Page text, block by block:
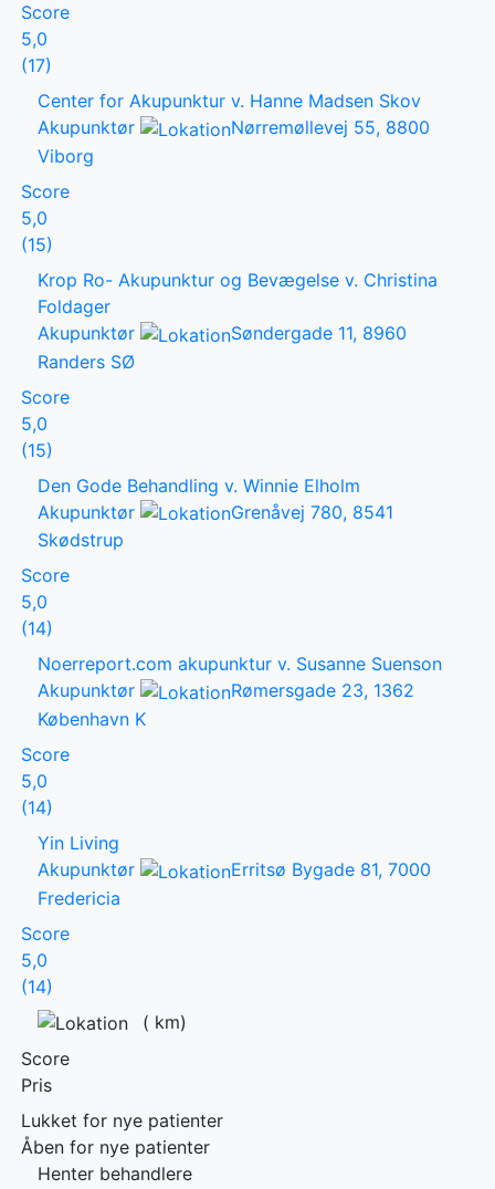
Score
5,0
(17)
Center for Akupunktur v. Hanne Madsen Skov
Akupunktør
Nørremøllevej 55, 8800
Viborg
Score
5,0
(15)
Krop Ro- Akupunktur og Bevægelse v. Christina
Foldager
Akupunktør
Søndergade 11, 8960
Randers SØ
Score
5,0
(15)
Den Gode Behandling v. Winnie Elholm
Akupunktør
Grenåvej 780, 8541
Skødstrup
Score
5,0
(14)
Noerreport.com akupunktur v. Susanne Suenson
Akupunktør
Rømersgade 23, 1362
København K
Score
5,0
(14)
Yin Living
Akupunktør
Erritsø Bygade 81, 7000
Fredericia
Score
5,0
(14)
( km)
Score
Pris
Lukket for nye patienter
Åben for nye patienter
Henter behandlere